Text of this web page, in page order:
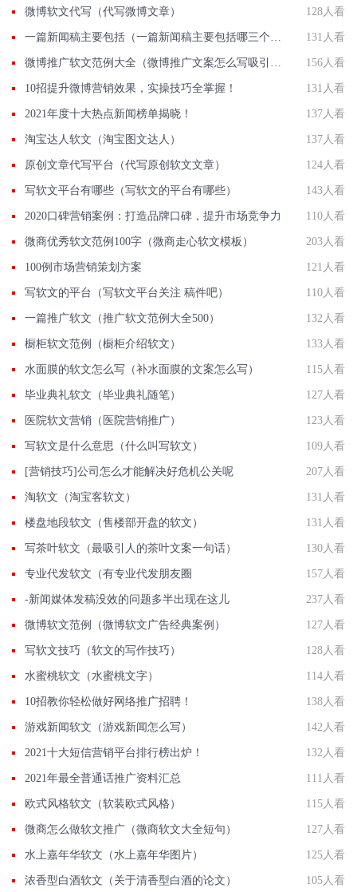
微博软文代写（代写微博文章） 128人看
一篇新闻稿主要包括（一篇新闻稿主要包括哪三个部分） 131人看
微博推广软文范例大全（微博推广文案怎么写吸引人） 156人看
10招提升微博营销效果，实操技巧全掌握！ 131人看
2021年度十大热点新闻榜单揭晓！ 137人看
淘宝达人软文（淘宝图文达人） 137人看
原创文章代写平台（代写原创软文文章） 124人看
写软文平台有哪些（写软文的平台有哪些） 143人看
2020口碑营销案例：打造品牌口碑，提升市场竞争力 110人看
微商优秀软文范例100字（微商走心软文模板） 203人看
100例市场营销策划方案 121人看
写软文的平台（写软文平台关注 稿件吧） 110人看
一篇推广软文（推广软文范例大全500） 132人看
橱柜软文范例（橱柜介绍软文） 133人看
水面膜的软文怎么写（补水面膜的文案怎么写） 115人看
毕业典礼软文（毕业典礼随笔） 127人看
医院软文营销（医院营销推广） 123人看
写软文是什么意思（什么叫写软文） 109人看
[营销技巧]公司怎么才能解决好危机公关呢 207人看
淘软文（淘宝客软文） 131人看
楼盘地段软文（售楼部开盘的软文） 131人看
写茶叶软文（最吸引人的茶叶文案一句话） 130人看
专业代发软文（有专业代发朋友圈 157人看
-新闻媒体发稿没效的问题多半出现在这儿 237人看
微博软文范例（微博软文广告经典案例） 127人看
写软文技巧（软文的写作技巧） 128人看
水蜜桃软文（水蜜桃文字） 114人看
10招教你轻松做好网络推广招聘！ 138人看
游戏新闻软文（游戏新闻怎么写） 142人看
2021十大短信营销平台排行榜出炉！ 132人看
2021年最全普通话推广资料汇总 111人看
欧式风格软文（软装欧式风格） 115人看
微商怎么做软文推广（微商软文大全短句） 127人看
水上嘉年华软文（水上嘉年华图片） 125人看
浓香型白酒软文（关于清香型白酒的论文） 105人看